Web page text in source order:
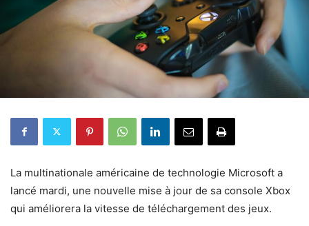
La multinationale américaine de technologie Microsoft a
lancé mardi, une nouvelle mise à jour de sa console Xbox
qui améliorera la vitesse de téléchargement des jeux.